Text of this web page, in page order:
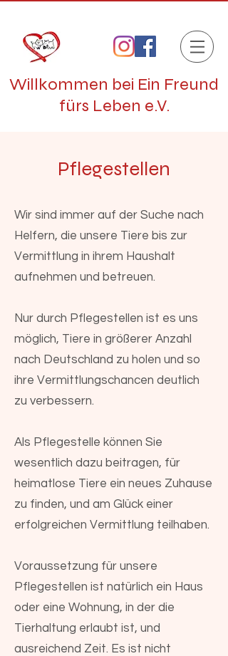
Willkommen bei Ein Freund
fürs Leben e.V.
Pflegestellen
Wir sind immer auf der Suche nach
Helfern, die unsere Tiere bis zur
Vermittlung in ihrem Haushalt
aufnehmen und betreuen.
Nur durch Pflegestellen ist es uns
möglich, Tiere in größerer Anzahl
nach Deutschland zu holen und so
ihre Vermittlungschancen deutlich
zu verbessern.
Als Pflegestelle können Sie
wesentlich dazu beitragen, für
heimatlose Tiere ein neues Zuhause
zu finden, und am Glück einer
erfolgreichen Vermittlung teilhaben.
Voraussetzung für unsere
Pflegestellen ist natürlich ein Haus
oder eine Wohnung, in der die
Tierhaltung erlaubt ist, und
ausreichend Zeit. Es ist nicht